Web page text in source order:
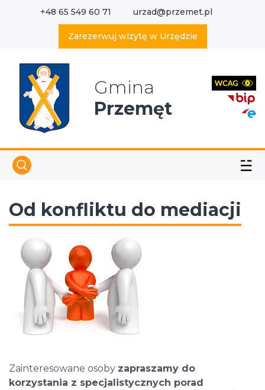
+48 65 549 60 71 urzad@przemet.pl
Zarezerwuj wizytę w Urzędzie
Gmina
Przemęt
☱
Od konfliktu do mediacji
Zainteresowane osoby zapraszamy do
korzystania z specjalistycznych porad
Wyszukaj w serwisie